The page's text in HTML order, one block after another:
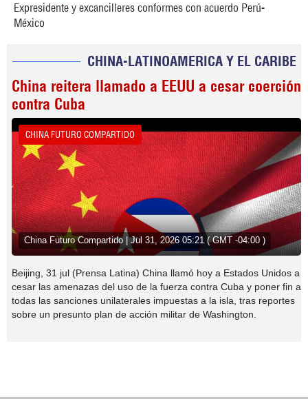
Expresidente y excancilleres conformes con acuerdo Perú-
México
CHINA-LATINOAMERICA Y EL CARIBE
China reitera llamado a EEUU a cesar coerción
contra Cuba
CHINA FUTURO COMPARTIDO
China Futuro Compartido | Jul 31, 2026 05:21 ( GMT -04:00 )
Beijing, 31 jul (Prensa Latina) China llamó hoy a Estados Unidos a
cesar las amenazas del uso de la fuerza contra Cuba y poner fin a
todas las sanciones unilaterales impuestas a la isla, tras reportes
sobre un presunto plan de acción militar de Washington.